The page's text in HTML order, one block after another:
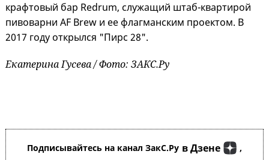
крафтовый бар Redrum, служащий штаб-квартирой
пивоварни AF Brew и ее флагманским проектом. В
2017 году открылся "Пирс 28".
Екатерина Гусева / Фото: ЗАКС.Ру
Подписывайтесь на канал ЗакС.Ру в Дзене ,